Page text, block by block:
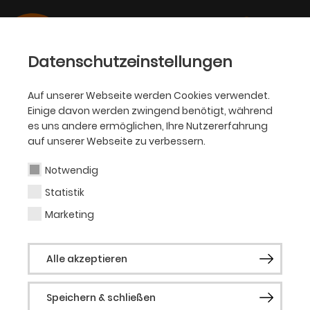
Datenschutzeinstellungen
Auf unserer Webseite werden Cookies verwendet.
Einige davon werden zwingend benötigt, während
es uns andere ermöglichen, Ihre Nutzererfahrung
auf unserer Webseite zu verbessern.
Notwendig
Statistik
Marketing
Alle akzeptieren
Speichern & schließen
OPER
Amani Robinson
Gast (Musical)
Amani Robinson absolvierte ein
Diplomstudium in Bühnen- und
Konzertgesang sowie Operngesang an
der Musikhochschule Lübeck. Dort wurden